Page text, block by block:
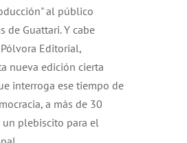
al público
de Guattari. Y cabe
Editorial,
nueva edición cierta
interroga ese tiempo de
a más de 30
un plebiscito para el